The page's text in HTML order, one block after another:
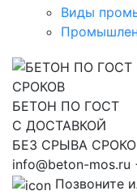
Виды
БЕТОН ПО ГОСТ
С ДОСТАВКОЙ
БЕЗ СРЫВА
info@beton-mos.ru
Позвоните